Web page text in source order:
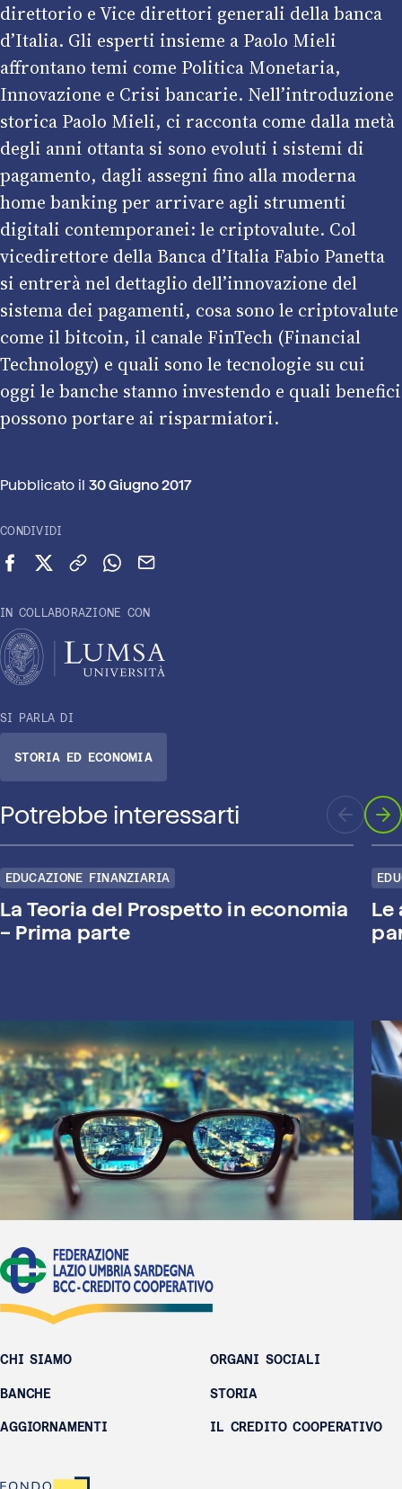
direttorio e Vice direttori generali della banca
d’Italia. Gli esperti insieme a Paolo Mieli
affrontano temi come Politica Monetaria,
Innovazione e Crisi bancarie. Nell’introduzione
storica Paolo Mieli, ci racconta come dalla metà
degli anni ottanta si sono evoluti i sistemi di
pagamento, dagli assegni fino alla moderna
home banking per arrivare agli strumenti
digitali contemporanei: le criptovalute. Col
vicedirettore della Banca d’Italia Fabio Panetta
si entrerà nel dettaglio dell’innovazione del
sistema dei pagamenti, cosa sono le criptovalute
come il bitcoin, il canale FinTech (Financial
Technology) e quali sono le tecnologie su cui
oggi le banche stanno investendo e quali benefici
possono portare ai risparmiatori.
Pubblicato il 30 Giugno 2017
CONDIVIDI
Condividi su Facebook
Condividi su X (Twitter)
Copia link
Condividi su WhatsApp
Invia via email
IN COLLABORAZIONE CON
SI PARLA DI
STORIA ED ECONOMIA
Potrebbe interessarti
EDUCAZIONE FINANZIARIA
La Teoria del Prospetto in economia
– Prima parte
Le
CHI SIAMO
BANCHE
AGGIORNAMENTI
ORGANI SOCIALI
STORIA
IL CREDITO COOPERATIVO